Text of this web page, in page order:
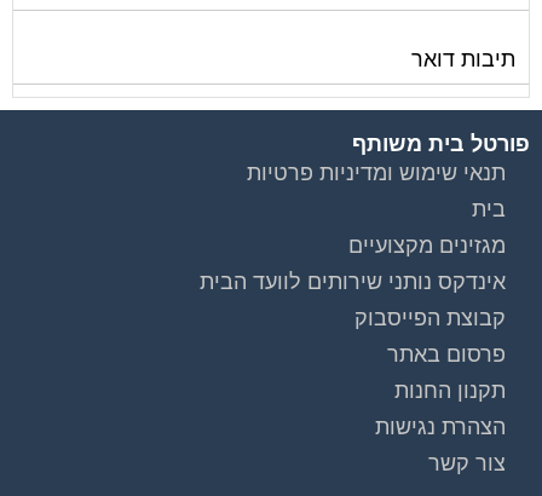
תיבות דואר
פורטל בית משותף
תנאי שימוש ומדיניות פרטיות
בית
מגזינים מקצועיים
אינדקס נותני שירותים לוועד הבית
קבוצת הפייסבוק
פרסום באתר
תקנון החנות
הצהרת נגישות
צור קשר